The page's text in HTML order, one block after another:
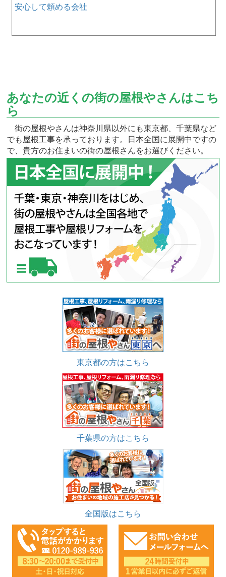
安心して頼める会社
あなたの近くの街の屋根やさんはこち
ら
街の屋根やさんは神奈川県以外にも東京都、千葉県など
でも屋根工事を承っております。日本全国に展開中ですの
で、貴方のお住まいの街の屋根さんをお選びください。
東京都の方はこちら
千葉県の方はこちら
全国版はこちら